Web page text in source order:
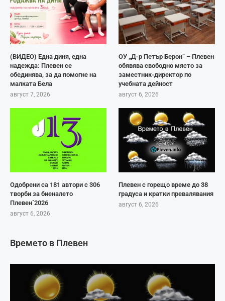
(ВИДЕО) Една диня, една
надежда: Плевен се
обединява, за да помогне на
малката Бела
август 7, 2026
ОУ „Д-р Петър Берон“ – Плевен
обявява свободно място за
заместник-директор по
учебната дейност
август 6, 2026
Одобрени са 181 автори с 306
творби за биеналето
Плевен`2026
август 6, 2026
Плевен с горещо време до 38
градуса и кратки превалявания
август 6, 2026
Времето в Плевен